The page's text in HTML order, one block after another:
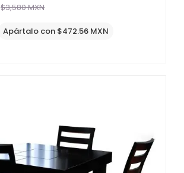
$3,580 MXNOriginal
price
Current
price
Apártalo con $472.56 MXN